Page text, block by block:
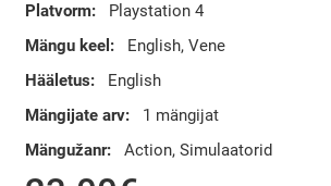
Platvorm:
Playstation 4
Mängu keel:
English, Vene
Hääletus:
English
Mängijate arv:
1 mängijat
Mängužanr:
Action, Simulaatorid